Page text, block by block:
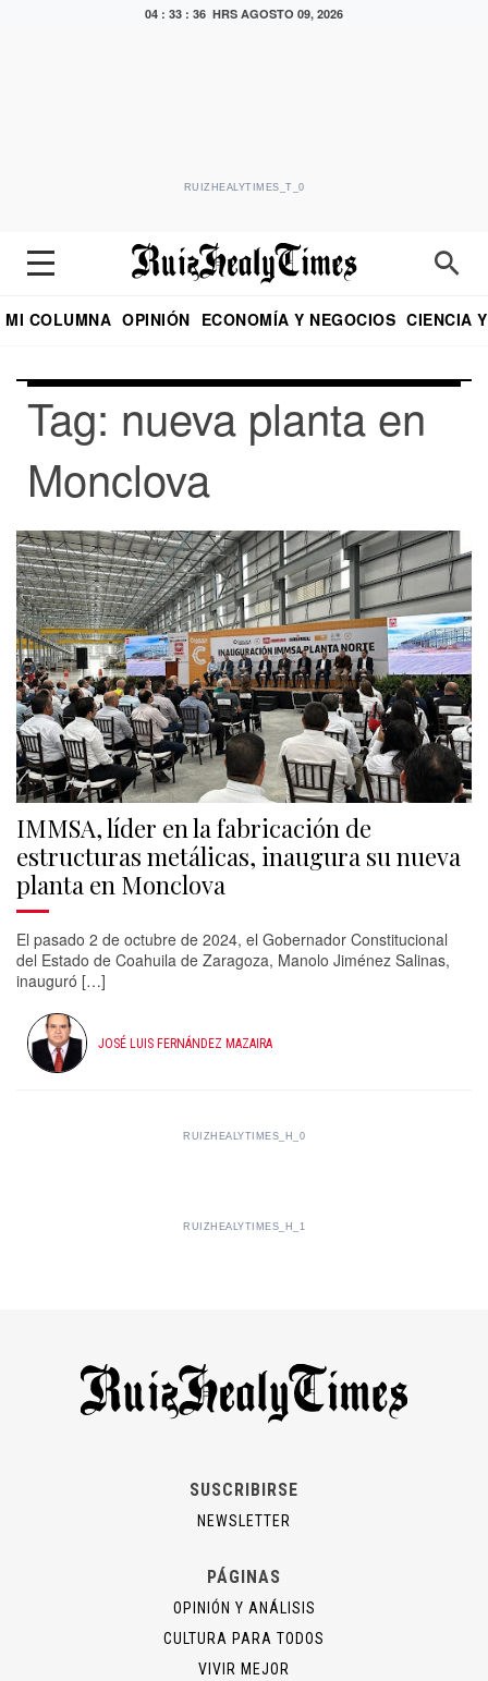
04 : 33 : 36 HRS AGOSTO 09, 2026
RUIZHEALYTIMES_T_0
MI COLUMNA OPINIÓN ECONOMÍA Y NEGOCIOS CIENCIA
Tag: nueva planta en
Monclova
IMMSA, líder en la fabricación de
estructuras metálicas, inaugura su nueva
planta en Monclova
El pasado 2 de octubre de 2024, el Gobernador Constitucional
del Estado de Coahuila de Zaragoza, Manolo Jiménez Salinas,
inauguró […]
JOSÉ LUIS FERNÁNDEZ MAZAIRA
RUIZHEALYTIMES_H_0
RUIZHEALYTIMES_H_1
SUSCRIBIRSE
NEWSLETTER
PÁGINAS
OPINIÓN Y ANÁLISIS
CULTURA PARA TODOS
VIVIR MEJOR